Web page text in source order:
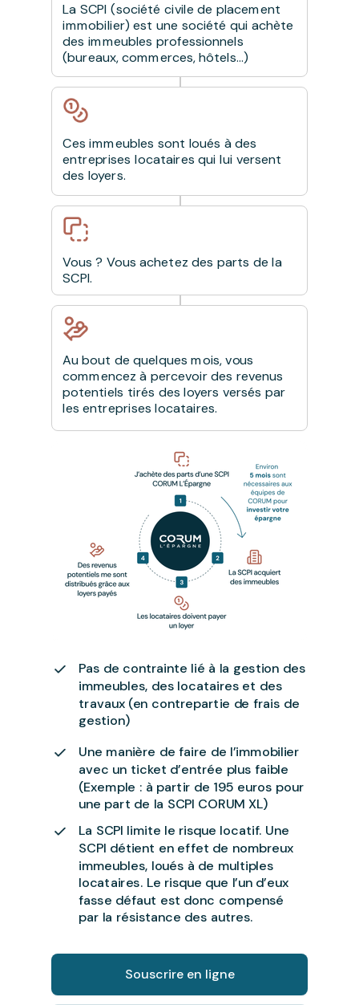
Souscrire en ligne
Pas de contrainte lié à la gestion des
immeubles, des locataires et des
travaux (en contrepartie de frais de
gestion)
Au bout de quelques mois, vous
commencez à percevoir des revenus
potentiels tirés des loyers versés par
les entreprises locataires.
Ces immeubles sont loués à des
entreprises locataires qui lui versent
des loyers.
La SCPI (société civile de placement
immobilier) est une société qui achète
des immeubles professionnels
(bureaux, commerces, hôtels…)
Vous ? Vous achetez des parts de la
SCPI.
Une manière de faire de l’immobilier
avec un ticket d’entrée plus faible
(Exemple : à partir de 195 euros pour
une part de la SCPI CORUM XL)
La SCPI limite le risque locatif. Une
SCPI détient en effet de nombreux
immeubles, loués à de multiples
locataires. Le risque que l’un d’eux
fasse défaut est donc compensé
par la résistance des autres.